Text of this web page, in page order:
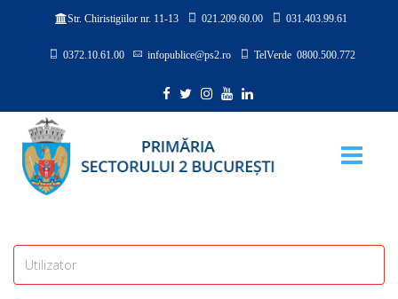
Str. Chiristigiilor nr. 11-13 021.209.60.00 031.403.99.61
0372.10.61.00 infopublice@ps2.ro TelVerde 0800.500.772